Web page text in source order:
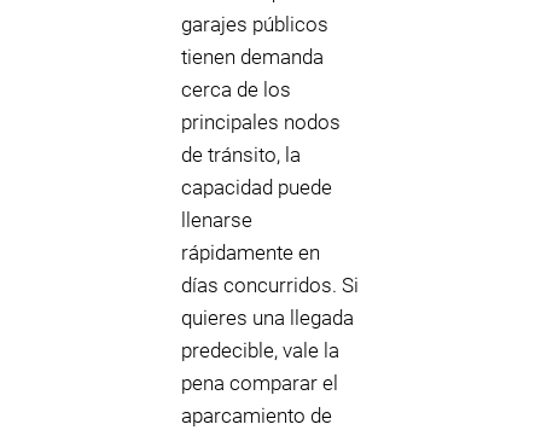
garajes públicos
tienen demanda
cerca de los
principales nodos
de tránsito, la
capacidad puede
llenarse
rápidamente en
días concurridos. Si
quieres una llegada
predecible, vale la
pena comparar el
aparcamiento de